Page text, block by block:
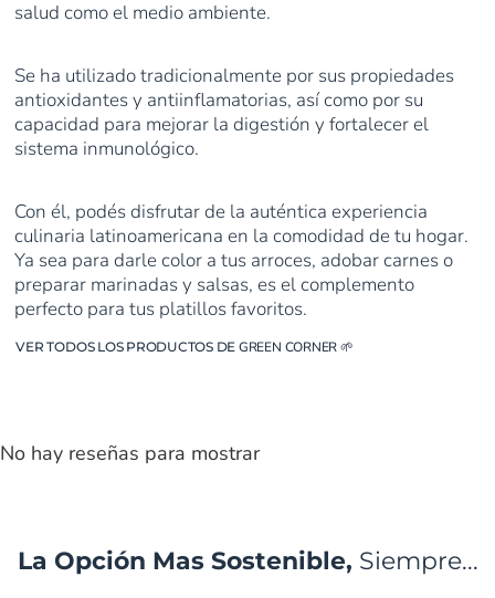
salud como el medio ambiente.
Se ha utilizado tradicionalmente por sus propiedades
antioxidantes y antiinflamatorias, así como por su
capacidad para mejorar la digestión y fortalecer el
sistema inmunológico.
Con él, podés disfrutar de la auténtica experiencia
culinaria latinoamericana en la comodidad de tu hogar.
Ya sea para darle color a tus arroces, adobar carnes o
preparar marinadas y salsas, es el complemento
perfecto para tus platillos favoritos.
VER TODOS LOS PRODUCTOS DE GREEN CORNER 🌱
No hay reseñas para mostrar
La Opción Mas Sostenible, Siempre...